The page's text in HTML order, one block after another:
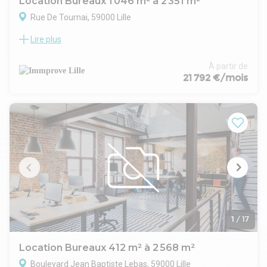
Rue De Tournai, 59000 Lille
IMMPROVE vous propose à 2 pas de la Gare Lille Flandres,
offrant des atouts majeurs : une hyper-connectivité aux
transport en commun : métro, bus , tram et gare en pied
lumineux et très bien entretenu. Belles prestations : accueil
en RDC, grande salle de réunion, cuisine équipée, balcon
filant, pompe à chaleur. Grands plateaux permettant un
aménagement aisé. Parkings privatifs. Disponibilité : 1er
Novembre 2026.
Lire plus
À partir de
21 792 €/mois
1 / 17
Location Bureaux 412 m² à 2 568 m²
Boulevard Jean Baptiste Lebas, 59000 Lille